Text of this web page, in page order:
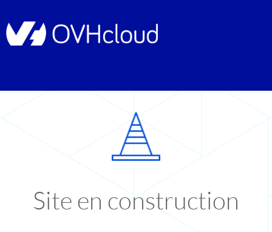
Site en construction